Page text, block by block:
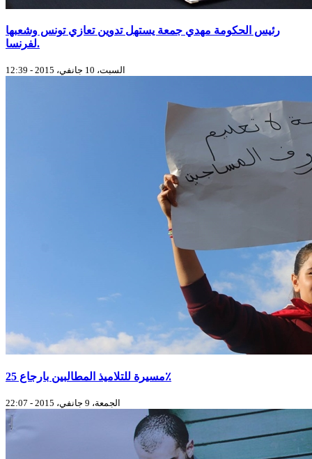
رئيس الحكومة مهدي جمعة يستهل تدوين تعازي تونس وشعبها
لفرنسا‎‎.
السبت، 10 جانفي، 2015 - 12:39
مسيرة للتلاميذ المطالبين بارجاع 25٪
الجمعة، 9 جانفي، 2015 - 22:07